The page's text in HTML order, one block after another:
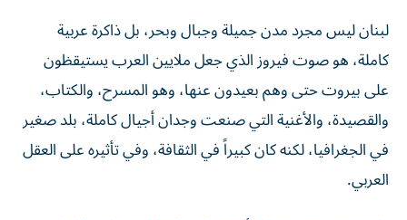
كاملة، هو صوت فيروز الذي جعل ملايين العرب يستيقظون
على بيروت حتى وهم بعيدون عنها، وهو المسرح، والكتاب،
والقصيدة، والأغنية التي صنعت وجدان أجيال كاملة، بلد صغير
في الجغرافيا، لكنه كان كبيراً في الثقافة، وفي تأثيره على العقل
العربي.